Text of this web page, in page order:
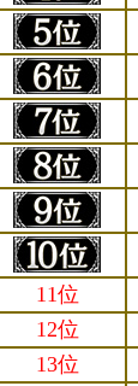
11位
12位
13位